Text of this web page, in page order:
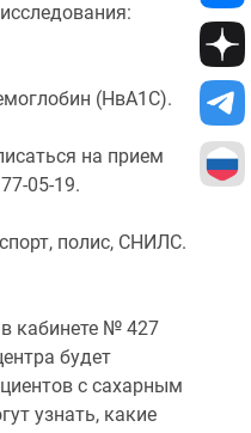
(НвА1С).
на прием
05-19.
полис, СНИЛС.
кабинете № 427
будет
с сахарным
узнать, какие